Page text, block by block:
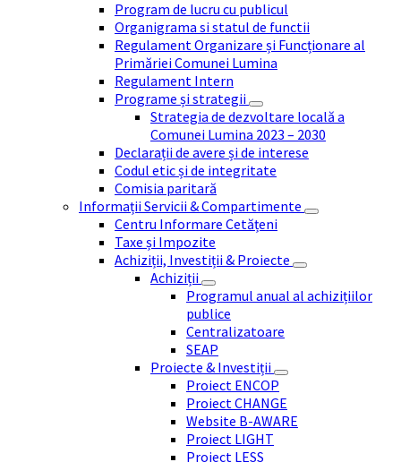
Program de lucru cu publicul
Organigrama si statul de functii
Regulament Organizare și Funcționare al
Primăriei Comunei Lumina
Regulament Intern
Programe și strategii
Strategia de dezvoltare locală a
Comunei Lumina 2023 – 2030
Declarații de avere și de interese
Codul etic și de integritate
Comisia paritară
Informații Servicii & Compartimente
Centru Informare Cetățeni
Taxe și Impozite
Achiziții, Investiții & Proiecte
Achiziții
Programul anual al achizițiilor
publice
Centralizatoare
SEAP
Proiecte & Investiții
Proiect ENCOP
Proiect CHANGE
Website B-AWARE
Proiect LIGHT
Proiect LESS